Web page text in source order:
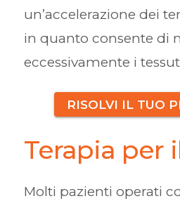
un’accelerazione dei
in quanto consente di
eccessivamente i
RISOLVI IL TUO
Terapia per
Molti pazienti operati